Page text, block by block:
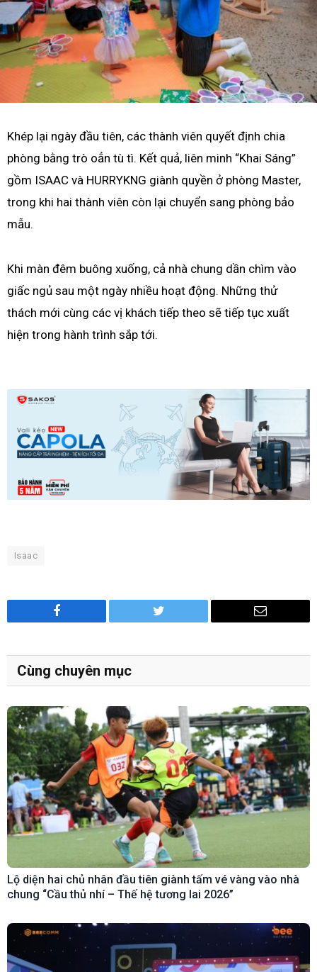
Khép lại ngày đầu tiên, các thành viên quyết định chia
phòng bằng trò oẳn tù tì. Kết quả, liên minh “Khai Sáng”
gồm ISAAC và HURRYKNG giành quyền ở phòng Master,
trong khi hai thành viên còn lại chuyển sang phòng bảo
mẫu.
Khi màn đêm buông xuống, cả nhà chung dần chìm vào
giấc ngủ sau một ngày nhiều hoạt động. Những thử
thách mới cùng các vị khách tiếp theo sẽ tiếp tục xuất
hiện trong hành trình sắp tới.
Isaac
Facebook Twitter Email
Cùng chuyên mục
Lộ diện hai chủ nhân đầu tiên giành tấm vé vàng vào nhà
chung “Cầu thủ nhí – Thế hệ tương lai 2026”